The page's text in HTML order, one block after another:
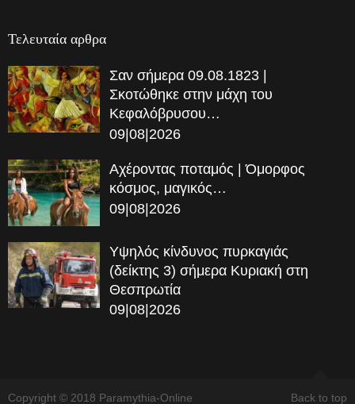
Τελευταία αρθρα
Σαν σήμερα 09.08.1823 |
Σκοτώθηκε στην μάχη του
Κεφαλόβρυσου…
09|08|2026
Αχέροντας ποταμός | Όμορφος
κόσμος, μαγικός…
09|08|2026
Υψηλός κίνδυνος πυρκαγιάς
(δείκτης 3) σήμερα Κυριακή στη
Θεσπρωτία
09|08|2026
Back to top
Copyright © 2018 Paramythia-Online